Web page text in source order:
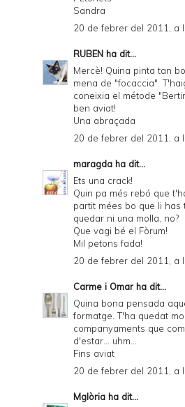
Sandra
20 de febrer del 2011, a
RUBEN ha dit...
Mercè! Quina pinta tan
mena de "focaccia".
coneixia el métode
ben aviat!
Una abraçada
20 de febrer del 2011, a
maragda ha dit...
Ets una crack!
Quin pa més rebó que
partit mées bo que li has
quedar ni una molla, no?
Que vagi bé el Fòrum!
Mil petons fada!
20 de febrer del 2011, a
Carme i Omar ha dit...
Quina bona pensada
formatge. T'ha quedat
companyaments que
d'estar... uhm...
Fins aviat
20 de febrer del 2011, a
Mglòria ha dit...